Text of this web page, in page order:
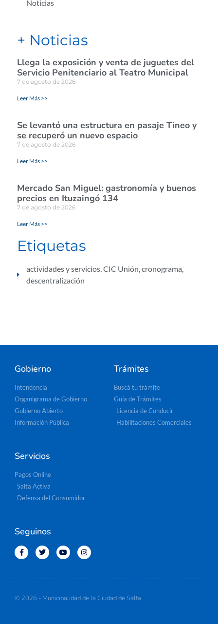
Noticias
+ Noticias
Llega la exposición y venta de juguetes del
Servicio Penitenciario al Teatro Municipal
7 de agosto de 2026
Leer Más >>
Se levantó una estructura en pasaje Tineo y
se recuperó un nuevo espacio
7 de agosto de 2026
Leer Más >>
Mercado San Miguel: gastronomía y buenos
precios en Ituzaingó 134
7 de agosto de 2026
Leer Más >>
Etiquetas
actividades y servicios CIC Unión cronograma
descentralización
Gobierno
Intendencia
Organigrama de Gobierno
Gobierno Abierto
Información Pública
Trámites
Buscá tu trámite
Guía de Trámites
Licencia de Conducir
Habilitaciones Comerciales
Servicios
Pagos Online
Salta Activa
Defensa del Consumidor
Seguinos
© 2026 - Municipalidad de la Ciudad de Salta